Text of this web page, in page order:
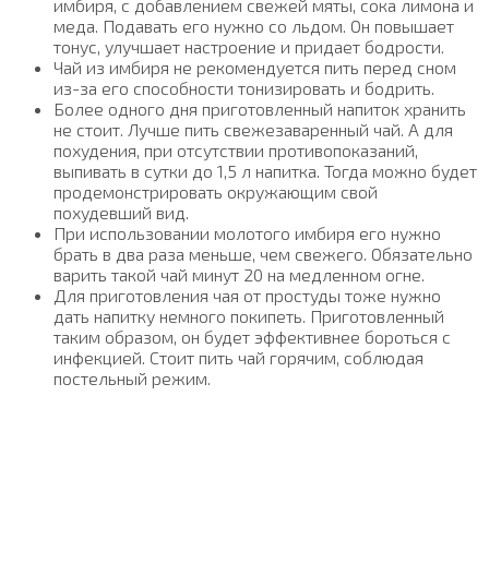
имбиря, с добавлением свежей мяты, сока лимона и
меда. Подавать его нужно со льдом. Он повышает
тонус, улучшает настроение и придает бодрости.
Чай из имбиря не рекомендуется пить перед сном
из-за его способности тонизировать и бодрить.
Более одного дня приготовленный напиток хранить
не стоит. Лучше пить свежезаваренный чай. А для
похудения, при отсутствии противопоказаний,
выпивать в сутки до 1,5 л напитка. Тогда можно будет
продемонстрировать окружающим свой
похудевший вид.
При использовании молотого имбиря его нужно
брать в два раза меньше, чем свежего. Обязательно
варить такой чай минут 20 на медленном огне.
Для приготовления чая от простуды тоже нужно
дать напитку немного покипеть. Приготовленный
таким образом, он будет эффективнее бороться с
инфекцией. Стоит пить чай горячим, соблюдая
постельный режим.